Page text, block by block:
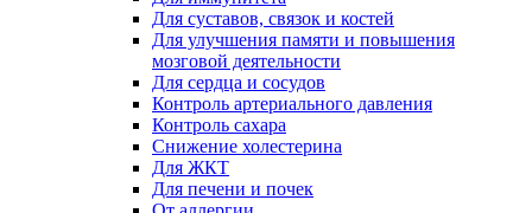
Для суставов, связок и костей
Для улучшения памяти и повышения
мозговой деятельности
Для сердца и сосудов
Контроль артериального давления
Контроль сахара
Снижение холестерина
Для ЖКТ
Для печени и почек